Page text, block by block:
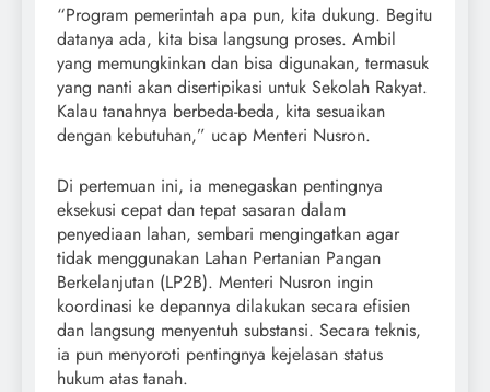
“Program pemerintah apa pun, kita dukung. Begitu
datanya ada, kita bisa langsung proses. Ambil
yang memungkinkan dan bisa digunakan, termasuk
yang nanti akan disertipikasi untuk Sekolah Rakyat.
Kalau tanahnya berbeda-beda, kita sesuaikan
dengan kebutuhan,” ucap Menteri Nusron.
Di pertemuan ini, ia menegaskan pentingnya
eksekusi cepat dan tepat sasaran dalam
penyediaan lahan, sembari mengingatkan agar
tidak menggunakan Lahan Pertanian Pangan
Berkelanjutan (LP2B). Menteri Nusron ingin
koordinasi ke depannya dilakukan secara efisien
dan langsung menyentuh substansi. Secara teknis,
ia pun menyoroti pentingnya kejelasan status
hukum atas tanah.